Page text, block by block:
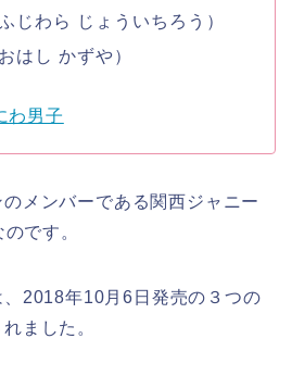
ふじわら じょういちろう）
はし かずや）
わ男子
メンバーである関西ジャニー
のです。
2018年10月6日発売の３つの
れました。